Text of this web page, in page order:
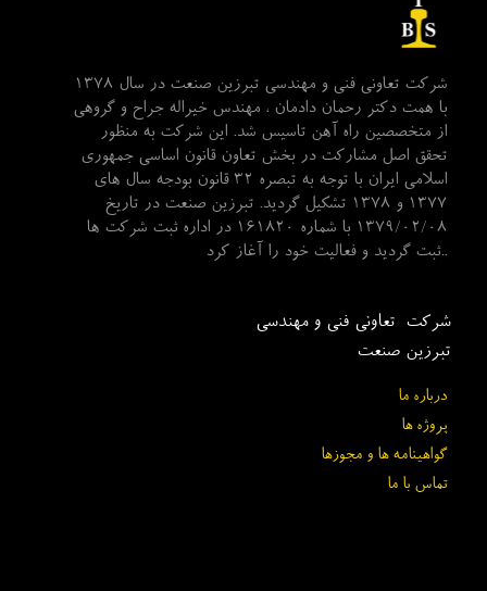
شرکت تعاونی فنی و مهندسی تبرزین صنعت در سال 1378
با همت دکتر رحمان دادمان ، مهندس خیراله جراح و گروهی
از متخصصین راه آهن تاسیس شد. این شرکت به منظور
تحقق اصل مشارکت در بخش تعاون قانون اساسی جمهوری
اسلامی ایران با توجه به تبصره 32 قانون بودجه سال های
1377 و 1378 تشکیل گردید. تبرزین صنعت در تاریخ
1379/02/08 با شماره 161820 در اداره ثبت شرکت ها
ثبت گردید و فعالیت خود را آغاز کرد..
درباره ما
پروژه ها
گواهینامه ها و مجوزها
تماس با ما
شرکت تعاونی فنی و مهندسی
تبرزین صنعت